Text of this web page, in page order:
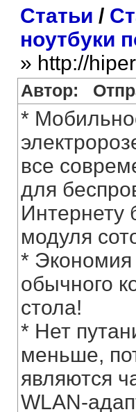
Статьи /
ноутбуки
» http://
Автор:
*
все
для
Интернету
модуля
* Экономия
обычного
стола!
* Нет
меньше,
являются
WLAN-